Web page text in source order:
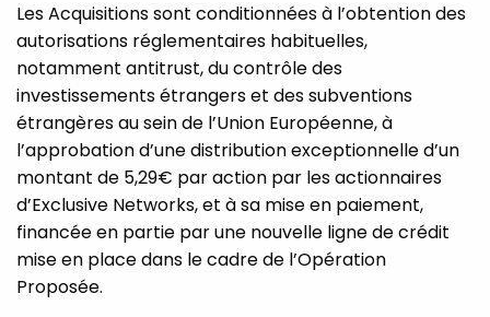
Les Acquisitions sont conditionnées à l’obtention des
autorisations réglementaires habituelles,
notamment antitrust, du contrôle des
investissements étrangers et des subventions
étrangères au sein de l’Union Européenne, à
l’approbation d’une distribution exceptionnelle d’un
montant de 5,29€ par action par les actionnaires
d’Exclusive Networks, et à sa mise en paiement,
financée en partie par une nouvelle ligne de crédit
mise en place dans le cadre de l’Opération
Proposée.